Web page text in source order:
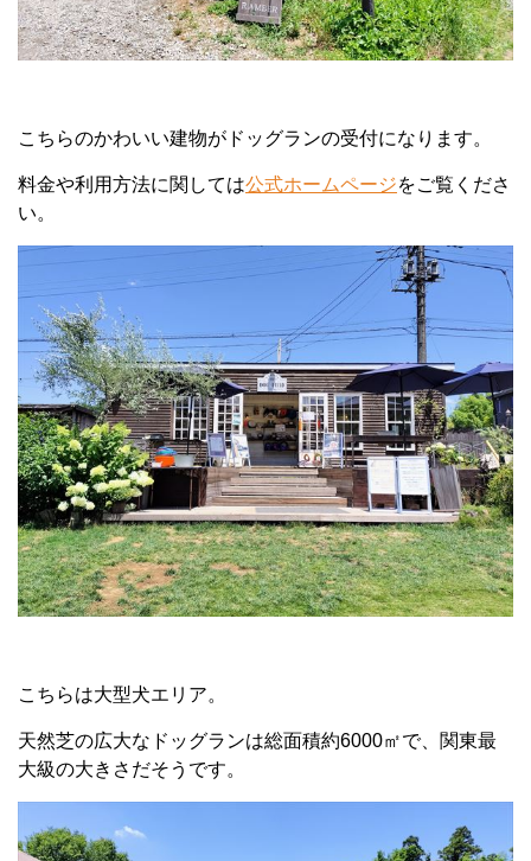
こちらのかわいい建物がドッグランの受付になります。
料金や利用方法に関しては公式ホームページをご覧くださ
い。
こちらは大型犬エリア。
天然芝の広大なドッグランは総面積約6000㎡で、関東最
大級の大きさだそうです。